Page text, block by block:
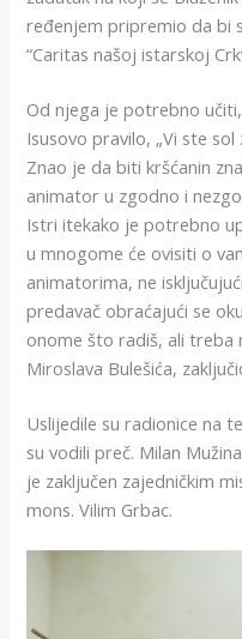
ređenjem pripremio da bi
“Caritas našoj istarskoj
Od njega je potrebno
Isusovo pravilo, „Vi ste
Znao je da biti kršćanin
animator u zgodno i
Istri itekako je potrebno
u mnogome će ovisiti o
animatorima, ne
predavač obraćajući se
onome što radiš, ali treba
Miroslava Bulešića,
Uslijedile su radionice na
su vodili preč. Milan
je zaključen zajedničkim
mons. Vilim Grbac.